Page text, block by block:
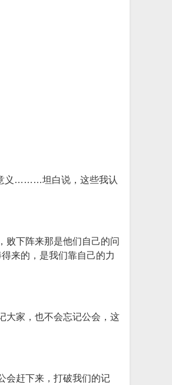
意义………坦白说，这些我认
败下阵来那是他们自己的问
来的，是我们靠自己的力
大家，也不会忘记公会，这
会赶下来，打破我们的记